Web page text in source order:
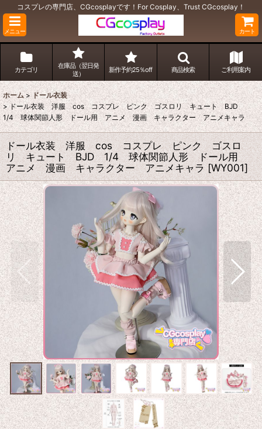
コスプレの専門店、CGcosplayです！For Cosplay、Trust CGcosplay！
メニュー カート
カテゴリ
在庫品（翌日発
送）
新作予約25％off 商品検索 ご利用案内
ホーム > ドール衣装
> ドール衣装 洋服 cos コスプレ ピンク ゴスロリ キュート BJD
1/4 球体関節人形 ドール用 アニメ 漫画 キャラクター アニメキャラ
ドール衣装 洋服 cos コスプレ ピンク ゴスロ
リ キュート BJD 1/4 球体関節人形 ドール用
アニメ 漫画 キャラクター アニメキャラ [WY001]